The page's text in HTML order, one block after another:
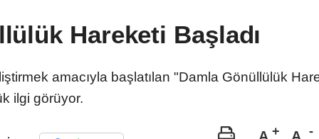
Hareketi Başladı
amacıyla başlatılan "Damla Gönüllülük
ilgi görüyor.